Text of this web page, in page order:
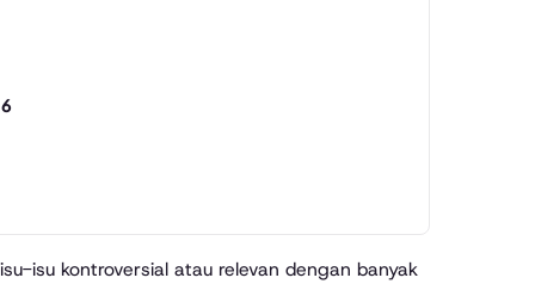
isu kontroversial atau relevan dengan banyak